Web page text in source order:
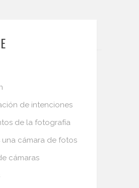
de intenciones
de la fotografía
una cámara de fotos
cámaras